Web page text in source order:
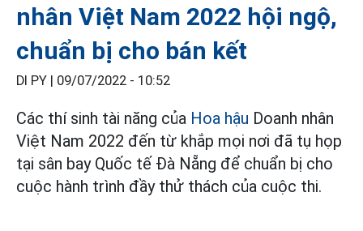
nhân Việt Nam 2022 hội ngộ,
chuẩn bị cho bán kết
DI PY | 09/07/2022 - 10:52
Các thí sinh tài năng của Hoa hậu Doanh nhân
Việt Nam 2022 đến từ khắp mọi nơi đã tụ họp
tại sân bay Quốc tế Đà Nẵng để chuẩn bị cho
cuộc hành trình đầy thử thách của cuộc thi.